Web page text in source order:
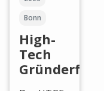
Bonn
High-
Tech
Gründerfonds